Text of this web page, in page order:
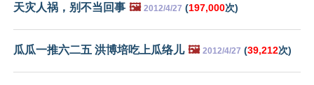
天灾人祸，别不当回事 🖼️ 2012/4/27 (197,000次)
瓜瓜一推六二五 洪博培吃上瓜络儿 🖼️ 2012/4/27 (39,212次)